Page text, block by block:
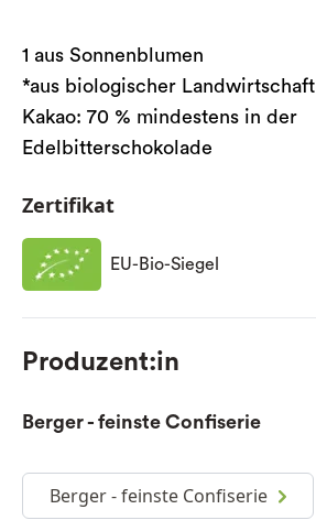
1 aus Sonnenblumen
*aus biologischer Landwirtschaft
Kakao: 70 % mindestens in der
Edelbitterschokolade
Zertifikat
EU-Bio-Siegel
Produzent:in
Berger - feinste Confiserie
Berger - feinste Confiserie